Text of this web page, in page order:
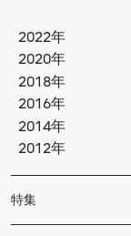
2022年
2020年
2018年
2016年
2014年
2012年
特集